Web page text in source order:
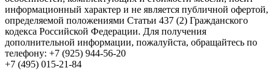
информационный характер и не является публичной офертой,
определяемой положениями Статьи 437 (2) Гражданского
кодекса Российской Федерации. Для получения
дополнительной информации, пожалуйста, обращайтесь по
телефону: +7 (925) 944-56-20
+7 (495) 015-21-84